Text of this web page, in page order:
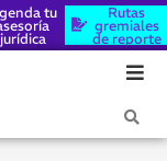
tu
jurídica
Rutas
gremiales
de reporte